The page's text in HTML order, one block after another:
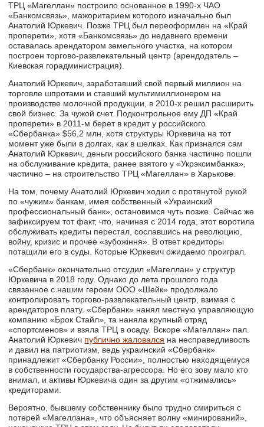
ТРЦ «Магеллан» построило основанное в 1990-х ЧАО
«Банкомсвязь», мажоритарием которого изначально был
Анатолий Юркевич. Позже ТРЦ был переоформлен на «Край
проперети», хотя «Банкомсвязь» до недавнего времени
оставалась арендатором земельного участка, на котором
построен торгово-развлекательный центр (арендодатель –
Киевская горадминистрация).
Анатолий Юркевич, заработавший свой первый миллион на
торговле шпротами и ставший мультимиллионером на
производстве молочной продукции, в 2010-х решил расширить
свой бизнес. За чужой счет. Подконтрольное ему ДП «Край
проперети» в 2011-м берет в кредит у российского
«Сбербанка» $56,2 млн, хотя структуры Юркевича на тот
момент уже были в долгах, как в шелках. Как признался сам
Анатолий Юркевич, деньги российского банка частично пошли
на обслуживание кредита, ранее взятого у «Укрэксимбанка»,
частично – на строительство ТРЦ «Магеллан» в Харькове.
На том, почему Анатолий Юркевич ходил с протянутой рукой
по «чужим» банкам, имея собственный «Украинский
профессиональный банк», остановимся чуть позже. Сейчас же
зафиксируем тот факт, что, начиная с 2014 года, этот воротила
обслуживать кредиты перестал, сославшись на революцию,
войну, кризис и прочее «зубожіння». В ответ кредиторы
потащили его в суды. Которые Юркевич ожидаемо проиграл.
«Сбербанк» окончательно отсудил «Магеллан» у структур
Юркевича в 2018 году. Однако до лета прошлого года
связанное с нашим героем ООО «Шейк» продолжало
контролировать торгово-развлекательный центр, взимая с
арендаторов плату. «Сбербанк» нанял местную управляющую
компанию «Брок Стайл», та наняла крупный отряд
«спортсменов» и взяла ТРЦ в осаду. Вскоре «Магеллан» пал.
Анатолий Юркевич публично жаловался на несправедливость
и давил на патриотизм, ведь украинский «Сбербанк»
принадлежит «Сбербанку России», полностью находящемуся
в собственности государства-агрессора. Но его зову мало кто
внимал, и активы Юркевича один за другим «отжимались»
кредиторами.
Вероятно, бывшему собственнику было трудно смириться с
потерей «Магеллана», что объясняет волну «минирований»,